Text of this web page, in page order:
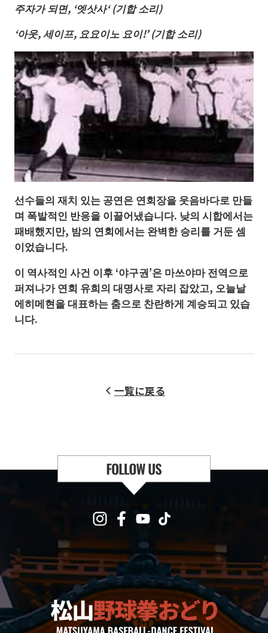
주자가 되면, ‘엣삿사‘ (기합 소리)
‘아웃,세이프, 요요이노 요이!’ (기합소리)
선수들의 재치 있는 공연은 연회장을 웃음바다로 만들
며 폭발적인 반응을 이끌어냈습니다. 낮의 시합에서는
패배했지만, 밤의 연회에서는 완벽한 승리를 거둔 셈
이었습니다.
이 역사적인 사건 이후 ‘야구권’은 마쓰야마 전역으로
퍼져나가 연회 유희의 대명사로 자리 잡았고, 오늘날
에히메현을 대표하는 춤으로 찬란하게 계승되고 있습
니다.
一覧に戻る